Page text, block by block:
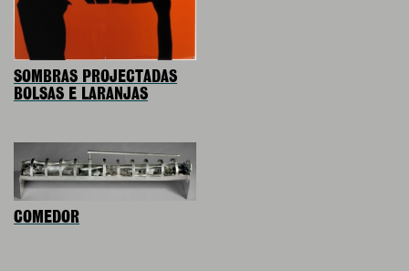
SOMBRAS PROJECTADAS
BOLSAS E LARANJAS
COMEDOR